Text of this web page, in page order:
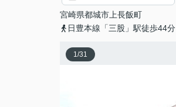
宮崎県都城市 上長飯町
日豊本線「三股」駅徒歩44分
1/31